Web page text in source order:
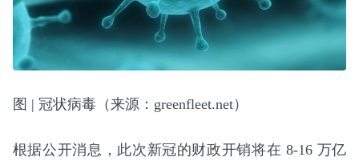
图 | 冠状病毒（来源：greenfleet.net）
根据公开消息，此次新冠的财政开销将在 8-16 万亿